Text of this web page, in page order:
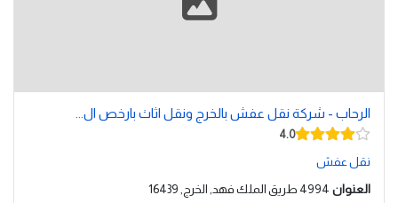
الرحاب - شركة نقل عفش بالخرج ونقل اثاث بارخص ال...
4.0
نقل عفش
العنوان 4994 طريق الملك فهد, الخرج, 16439